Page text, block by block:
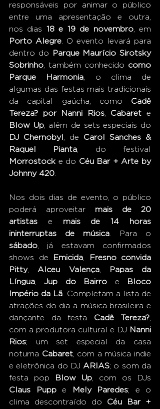
responsáveis por animar o público
entre uma apresentação e outra,
nos dias 18 e 19 de novembro
Porto Alegre . O evento levará para
dentro do Parque Maurício Sirotsky
Sobrinho , também conhecido como
Parque Harmonia , o clima de
algumas das festas mais tradicionais
da capital gaúcha, como Cadê
Tereza? por Nanni Rios, Cabaret
Blow Up, além de sets especiais do
DJ Chernobyl , de Carol Sanches &
Raquel Pianta
Morrostock e do Céu Bar + Arte by
Johnny 420
Nos dois dias de evento, o público
poderá aproveitar mais de 20
artistas e mais de 14 horas
ininterruptas de música
sábado , já estavam confirmados
shows de
Emicida
Fresno convida
Pitty, Alceu Valença,
Papas da
Língua , Jup do Bairro e
Bloco
Império da Lã . Completam a lista de
atrações do dia a música brasileira e
dançante da festa Cadê Tereza?
com a produtora cultural e DJ Nanni
Rios; um set especial da casa
noturna Cabaret, com a música indie
e eletrônica do DJ ARIAS; o som da
festa pop
Blow Up
Claus Pupp e Mely Paredes; e o
clima descontraído do Céu Bar +